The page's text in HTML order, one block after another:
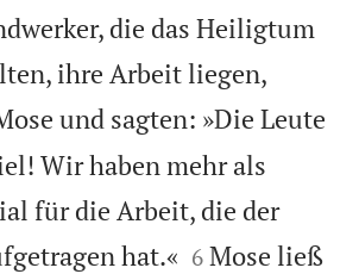
die das Heiligtum
ihre Arbeit liegen,
und sagten: »Die Leute
Wir haben mehr als
für die Arbeit, die der
hat.« 

6 Mose ließ